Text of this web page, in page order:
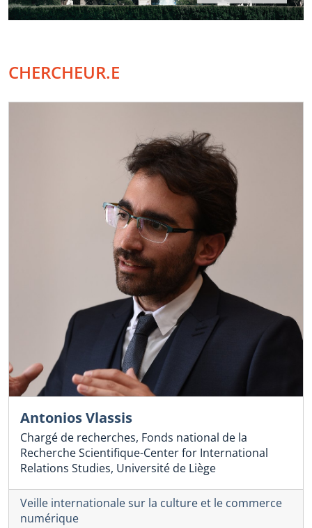
CHERCHEUR.E
Antonios Vlassis
Chargé de recherches, Fonds national de la
Recherche Scientifique-Center for International
Relations Studies, Université de Liège
Veille internationale sur la culture et le commerce
numérique